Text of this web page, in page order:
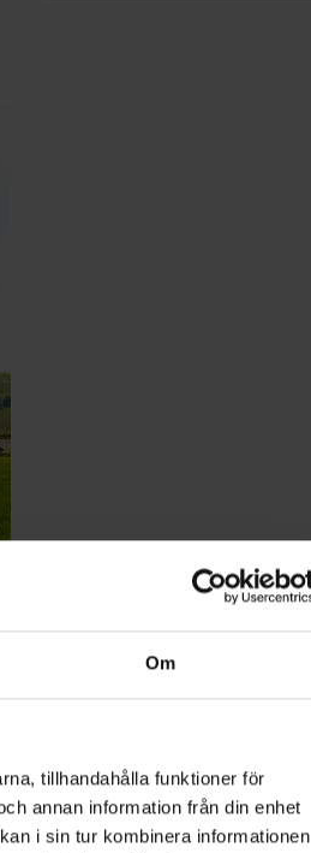
Om
tillhandahålla funktioner för
annan information från din enhet
i sin tur kombinera informationen